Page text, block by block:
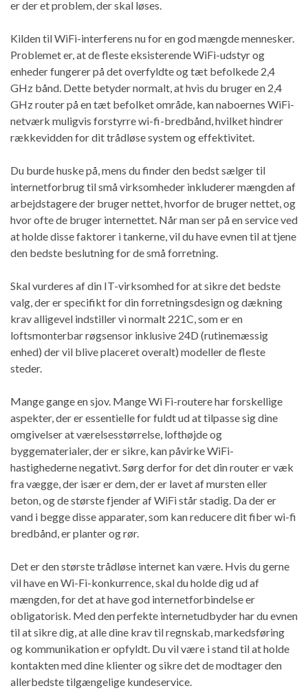
er der et problem, der skal løses.
Kilden til WiFi-interferens nu for en god mængde mennesker.
Problemet er, at de fleste eksisterende WiFi-udstyr og
enheder fungerer på det overfyldte og tæt befolkede 2,4
GHz bånd. Dette betyder normalt, at hvis du bruger en 2,4
GHz router på en tæt befolket område, kan naboernes WiFi-
netværk muligvis forstyrre wi-fi-bredbånd, hvilket hindrer
rækkevidden for dit trådløse system og effektivitet.
Du burde huske på, mens du finder den bedst sælger til
internetforbrug til små virksomheder inkluderer mængden af ​​
arbejdstagere der bruger nettet, hvorfor de bruger nettet, og
hvor ofte de bruger internettet. Når man ser på en service ved
at holde disse faktorer i tankerne, vil du have evnen til at tjene
den bedste beslutning for de små forretning.
Skal vurderes af din IT-virksomhed for at sikre det bedste
valg, der er specifikt for din forretningsdesign og dækning
krav alligevel indstiller vi normalt 221C, som er en
loftsmonterbar røgsensor inklusive 24D (rutinemæssig
enhed) der vil blive placeret overalt) modeller de fleste
steder.
Mange gange en sjov. Mange Wi Fi-routere har forskellige
aspekter, der er essentielle for fuldt ud at tilpasse sig dine
omgivelser at værelsesstørrelse, lofthøjde og
byggematerialer, der er sikre, kan påvirke WiFi-
hastighederne negativt. Sørg derfor for det din router er væk
fra vægge, der især er dem, der er lavet af mursten eller
beton, og de største fjender af WiFi står stadig. Da der er
vand i begge disse apparater, som kan reducere dit fiber wi-fi
bredbånd, er planter og rør.
Det er den største trådløse internet kan være. Hvis du gerne
vil have en Wi-Fi-konkurrence, skal du holde dig ud af
mængden, for det at have god internetforbindelse er
obligatorisk. Med den perfekte internetudbyder har du evnen
til at sikre dig, at alle dine krav til regnskab, markedsføring
og kommunikation er opfyldt. Du vil være i stand til at holde
kontakten med dine klienter og sikre det de modtager den
allerbedste tilgængelige kundeservice.